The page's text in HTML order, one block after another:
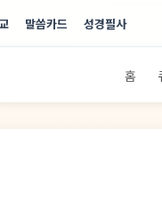
말씀카드 성경필사
홈